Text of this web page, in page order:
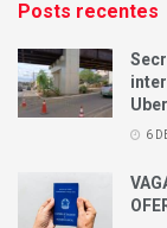
Posts recentes
6